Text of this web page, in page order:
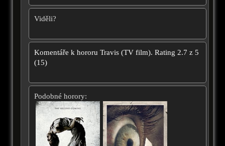
Viděli?
Komentáře k hororu Travis (TV film). Rating 2.7 z 5
(15)
Podobné horory: